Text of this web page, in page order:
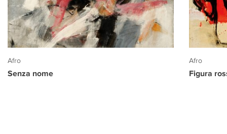
Afro
Senza nome
Afro
Figura